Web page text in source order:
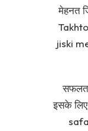
मेहनत
jiski
इसके